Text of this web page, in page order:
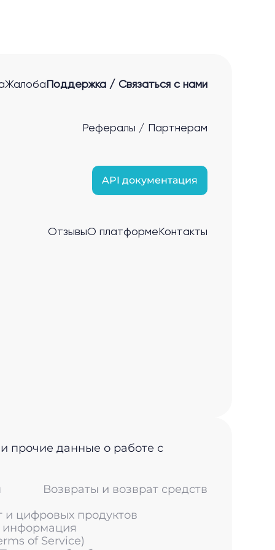
Жалоба Поддержка / Связаться с нами
Рефералы / Партнерам
API документация
ОтзывыО платформе Контакты
прочие данные о работе с
Возвраты и возврат средств
и цифровых продуктов
информация
of Service)